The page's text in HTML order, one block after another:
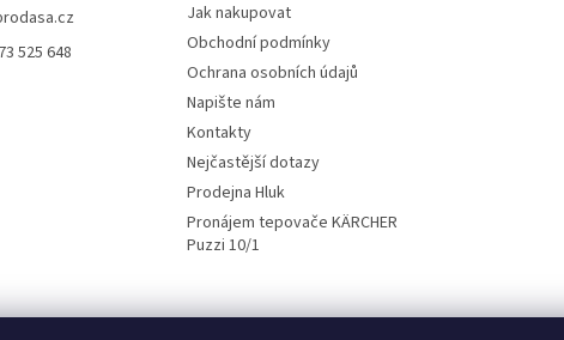
525 648
Jak nakupovat
Obchodní podmínky
Ochrana osobních údajů
Napište nám
Kontakty
Nejčastější dotazy
Prodejna Hluk
Pronájem tepovače KÄRCHER
Puzzi 10/1